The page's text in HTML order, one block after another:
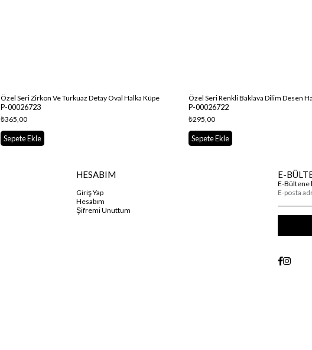
Özel Seri Zirkon Ve Turkuaz Detay Oval Halka Küpe
P-00026723
₺365,00
Sepete Ekle
Özel Seri Renkli Baklava Dilim Desen
P-00026722
₺295,00
Sepete Ekle
HESABIM
Giriş Yap
Hesabım
Şifremi Unuttum
E-
E-Bültene